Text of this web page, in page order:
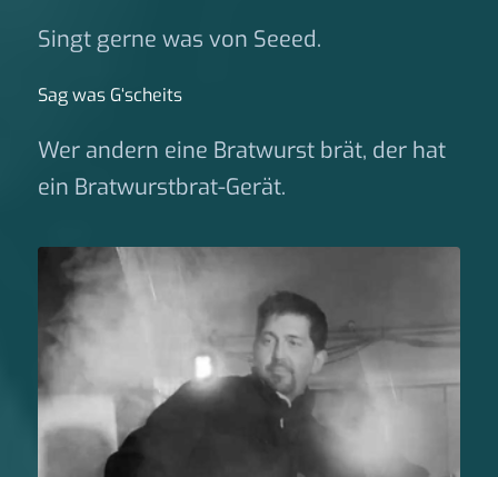
Singt gerne was von Seeed.
Sag was G‘scheits
Wer andern eine Bratwurst brät, der hat
ein Bratwurstbrat-Gerät.